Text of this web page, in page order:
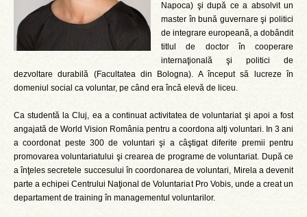
Napoca) şi după ce a absolvit un
master în bună guvernare şi politici
de integrare europeană, a dobândit
titlul de doctor în cooperare
internaţională şi politici de
dezvoltare durabilă (Facultatea din Bologna). A început să lucreze în
domeniul social ca voluntar, pe când era încă elevă de liceu.
Ca studentă la Cluj, ea a continuat activitatea de voluntariat şi apoi a fost
angajată de World Vision România pentru a coordona alţi voluntari. In 3 ani
a coordonat peste 300 de voluntari şi a câştigat diferite premii pentru
promovarea voluntariatului şi crearea de programe de voluntariat. După ce
a înţeles secretele succesului în coordonarea de voluntari, Mirela a devenit
parte a echipei Centrului Naţional de Voluntariat Pro Vobis, unde a creat un
departament de training în managementul voluntarilor.